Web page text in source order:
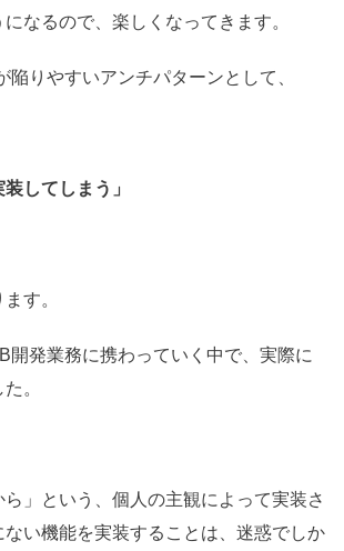
なるので、楽しくなってきます。
陥りやすいアンチパターンとして、
してしまう」
す。
開発業務に携わっていく中で、実際に
。
ら」という、個人の主観によって実装さ
ない機能を実装することは、迷惑でしか